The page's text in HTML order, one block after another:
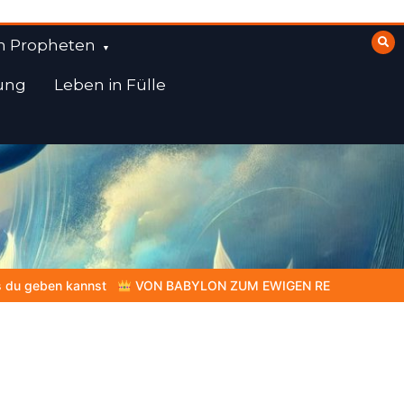
Propheten
Leben in Fülle
ZUM EWIGEN REICH | Kap.1 – Miniserie 4: Die